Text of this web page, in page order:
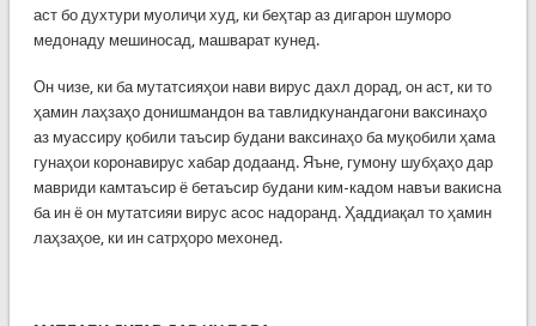
аст бо духтури муолиҷи худ, ки беҳтар аз дигарон шуморо
медонаду мешиносад, машварат кунед.
Он чизе, ки ба мутатсияҳои нави вирус дахл дорад, он аст, ки то
ҳамин лаҳзаҳо донишмандон ва тавлидкунандагони ваксинаҳо
аз муассиру қобили таъсир будани ваксинаҳо ба муқобили ҳама
гунаҳои коронавирус хабар додаанд. Яъне, гумону шубҳаҳо дар
мавриди камтаъсир ё бетаъсир будани ким-кадом навъи вакисна
ба ин ё он мутатсияи вирус асос надоранд. Ҳаддиақал то ҳамин
лаҳзаҳое, ки ин сатрҳоро мехонед.